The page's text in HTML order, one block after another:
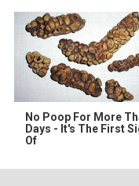
No Poop For More
Days - It's The First
Of